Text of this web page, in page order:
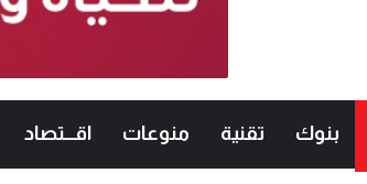
بنوك تقنية منوعات اقـــتصاد